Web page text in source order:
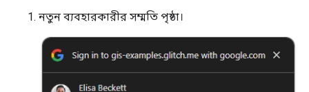
নতুন ব্যবহারকারীর সম্মতি পৃষ্ঠা।